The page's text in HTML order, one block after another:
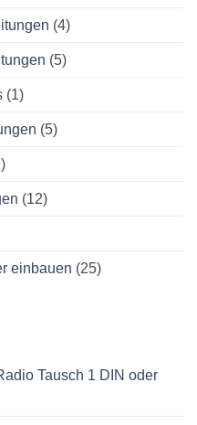
(4)
(5)
(1)
(5)
(12)
einbauen (25)
Tausch 1 DIN oder